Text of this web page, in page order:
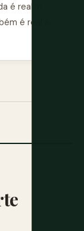
é real; o
é real e